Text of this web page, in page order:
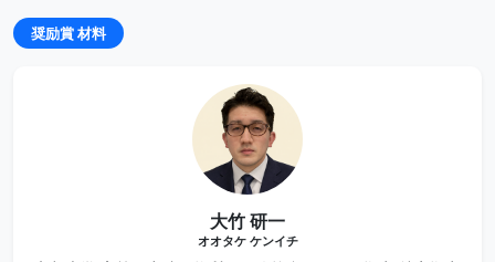
奨励賞 材料
大竹 研一
オオタケ ケンイチ